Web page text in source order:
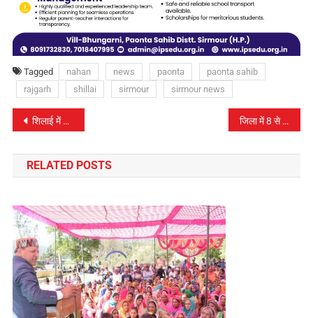
Tagged nahan news paonta
paonta sahib
rajgarh
shillai sirmour sirmour news
पोस्ट
नेविगेशन
शिलाई में 65 वर्षीय बुजुर्ग चरस तस्करी के आरोप में गिरफ्तार जिला में 8 से 22 अप्रैल तक चलाया जाएगा‘‘सही पोषण-देश रोशन’’विशेष पोषण पखवाड़ा..
RELATED POSTS